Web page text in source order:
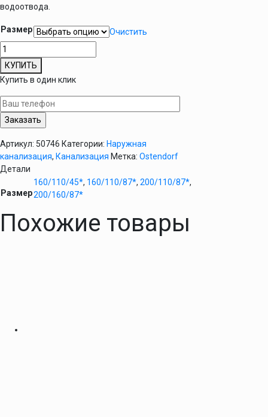
водоотвода.
Размер
Очистить
Количество
товара
Тройник
редукционный
Ostendorf
KG
наружный
КУПИТЬ
Купить в один клик
Артикул: 50746 Категории: Наружная
канализация, Канализация Метка: Ostendorf
Детали
Размер
160/110/45*, 160/110/87*, 200/110/87*,
200/160/87*
Похожие товары